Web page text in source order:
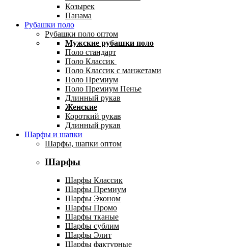
Козырек
Панама
Рубашки поло
Рубашки поло оптом
Мужские рубашки поло
Поло стандарт
Поло Классик
Поло Классик с манжетами
Поло Премиум
Поло Премиум Пенье
Длинный рукав
Женские
Короткий рукав
Длинный рукав
Шарфы и шапки
Шарфы, шапки оптом
Шарфы
Шарфы Классик
Шарфы Премиум
Шарфы Эконом
Шарфы Промо
Шарфы тканые
Шарфы сублим
Шарфы Элит
Шарфы фактурные